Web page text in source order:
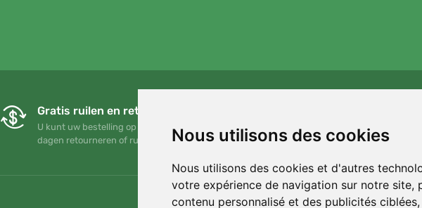
Nous utilisons des cookies
Nous utilisons des cookies et d'autres
votre expérience de navigation sur notre site,
contenu personnalisé et des publicités
Gratis ruilen en retourneren
U kunt uw bestelling op elk gewenst moment binnen 90
dagen retourneren of ruilen
Voor elke bestelling
Over ons.